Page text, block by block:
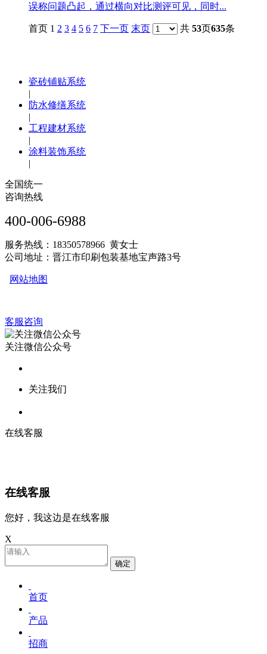
误称问题凸起，通过横向对比测评可见，同时...
首页 1 2 3 4 5 6 7 下一页 末页 共 53页635条
瓷砖铺贴系统
|
防水修缮系统
|
工程建材系统
|
涂料装饰系统
|
全国统一
咨询热线
400-006-6988
服务热线：18350578966 黄女士
公司地址：晋江市印刷包装基地宝声路3号
网站地图
客服咨询
关注微信公众号
关注我们
在线客服
在线客服
您好，我这边是在线客服
X
确定
首页
产品
招商